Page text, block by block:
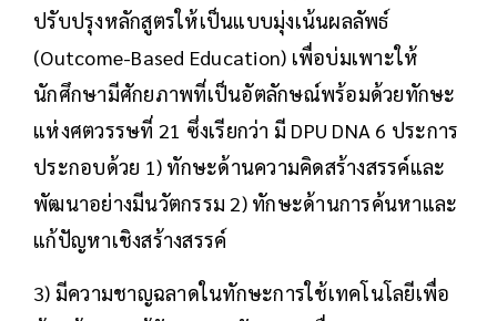
ปรับปรุงหลักสูตรให้เป็นแบบมุ่งเน้นผลลัพธ์
(Outcome-Based Education) เพื่อบ่มเพาะให้
นักศึกษามีศักยภาพที่เป็นอัตลักษณ์พร้อมด้วยทักษะ
แห่งศตวรรษที่ 21 ซึ่งเรียกว่า มี DPU DNA 6 ประการ
ประกอบด้วย 1) ทักษะด้านความคิดสร้างสรรค์และ
พัฒนาอย่างมีนวัตกรรม 2) ทักษะด้านการค้นหาและ
แก้ปัญหาเชิงสร้างสรรค์
3) มีความชาญฉลาดในทักษะการใช้เทคโนโลยีเพื่อ